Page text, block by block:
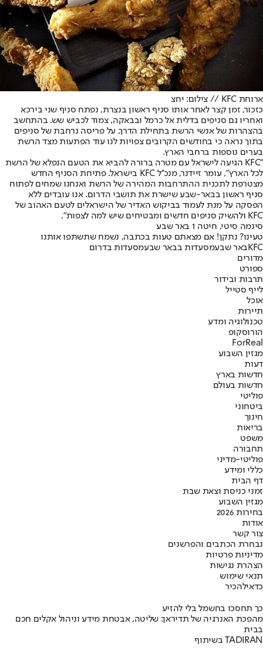
ארוחת KFC // צילום: יחצ
כזכור, זמן קצר לאחר אותו סניף ראשון בנצרת, נפתח סניף שני בירכא
ואחריו גם סניפים בדלית אל כרמל ובבאקה, צמוד לכביש שש. בהתחשב
בהצהרות של אנשי הרשת בתחילת הדרך, על פריסה נרחבת של סניפים
בתוך נראה כי בחודשים הקרובים צפויות לנו עוד הפתעות מצד הרשת
בערים נוספות ברחבי הארץ.
״KFC הגיעה לישראל עם מטרה ברורה להביא את הטעם הנפלא של הרשת
לכל הארץ", עומר זיידנר, מנכ''ל KFC בישראל. פתיחת הסניף החדש
מצטרפת לתכנית ההתרחבות המהירה של הרשת ואנחנו שמחים לפתוח
סניף ראשון בבאר-שבע שישרת את תושבי הדרום. אנו עובדים ללא
הפסקה על מנת לעמוד בביקוש האדיר של הישראלים לטעם האהוב של
KFC ולהשיק סניפים חדשים ומבטיחים שיש למה לצפות״.
סינמה סיטי, חיטה 1 באר שבע
טעינו? נתקן! אם מצאתם טעות בכתבה, נשמח שתשתפו אותנו
KFC באר שבעמסעדות בבאר שבעמסעדות בדרום
מדורים
ספורט
תרבות ובידור
לייף סטייל
אוכל
תיירות
טכנולוגיה ומדע
הורוסקופ
ForReal
מגזין השבוע
דעות
חדשות בארץ
חדשות בעולם
פוליטי
ביטחוני
חינוך
בריאות
משפט
תחבורה
פוליטי-מדיני
כללי ומידע
דף הבית
זמני כניסת וצאת שבת
מגזין השבוע
בחירות 2026
אודות
צור קשר
נבחרת הכתבים והפרשנים
מדיניות פרטיות
הצהרת נגישות
תנאי שימוש
כדאילהכיר
כך תחסכו בחשמל בלי להזיע
מהפכת האנרגיה של תדיראן: שליטה, אבטחת מידע וניהול אקלים חכם
בבית
בשיתוף TADIRAN